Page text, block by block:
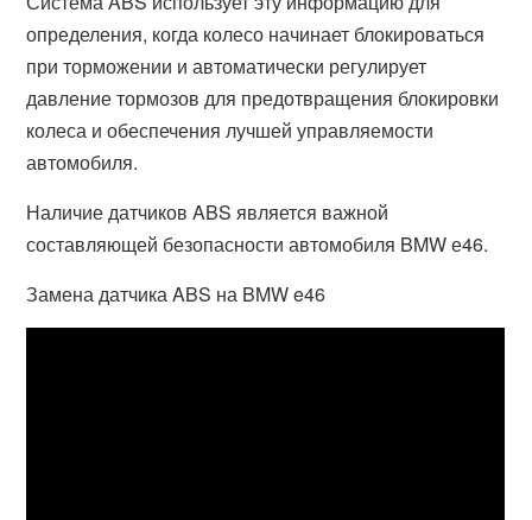
определения, когда колесо начинает блокироваться
при торможении и автоматически регулирует
давление тормозов для предотвращения блокировки
колеса и обеспечения лучшей управляемости
автомобиля.
Наличие датчиков ABS является важной
составляющей безопасности автомобиля BMW е46.
Замена датчика ABS на BMW e46